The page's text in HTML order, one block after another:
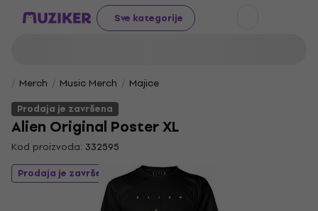
Sve kategorije
Merch Music Merch
Majice
Prodaja je završena
Alien Original Poster XL
Kod proizvoda: 332595
Prodaja je završena